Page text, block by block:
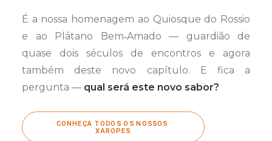
É a nossa homenagem ao Quiosque do Rossio
e ao Plátano Bem‑Amado — guardião de
quase dois séculos de encontros e agora
também deste novo capítulo. E fica a
pergunta — qual será este novo sabor?
CONHEÇA TODOS OS NOSSOS
XAROPES